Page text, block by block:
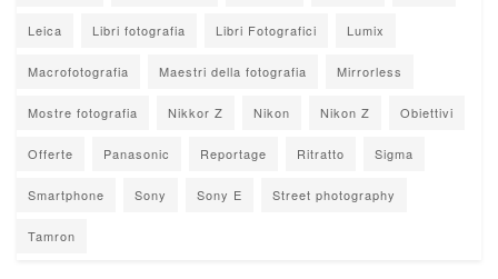
Leica Libri fotografia Libri Fotografici Lumix
Macrofotografia Maestri della fotografia Mirrorless
Mostre fotografia Nikkor Z Nikon Nikon Z Obiettivi
Offerte Panasonic Reportage Ritratto Sigma
Smartphone Sony Sony E Street photography
Tamron